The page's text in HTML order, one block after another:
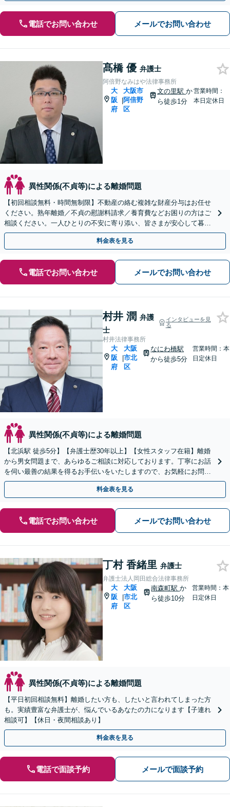
電話でお問い合わせ メールでお問い合わせ
髙橋 優 弁護士
阿倍野なみはや法律事務所
大
阪
府
|
大阪市
阿倍野
区
文の里駅か
ら徒歩1分
営業時間：
本日定休日
異性関係(不貞等)による離婚問題
【初回相談無料・時間無制限】不動産の絡む複雑な財産分与はお任せ
ください。熟年離婚／不貞の慰謝料請求／養育費などお困りの方はご
相談ください。一人ひとりの不安に寄り添い、皆さまが安心して暮ら
せるよう、全力でお守りします。
料金表を見る
電話でお問い合わせ メールでお問い合わせ
村井 潤 弁護
士
インタビューを見
る
村井法律事務所
大
阪
府
|
大阪
市北
区
なにわ橋駅
から徒歩5分
営業時間：本
日定休日
異性関係(不貞等)による離婚問題
【北浜駅 徒歩5分】【弁護士歴30年以上】【女性スタッフ在籍】離婚
から男女問題まで、あらゆるご相談に対応しております。丁寧にお話
を伺い最善の結果を得るお手伝いをいたしますので、お気軽にお問い
合わせください。【法テラス利用可】
料金表を見る
電話でお問い合わせ メールでお問い合わせ
丁村 香緒里 弁護士
弁護士法人岡田総合法律事務所
大
阪
府
|
大阪
市北
区
南森町駅か
ら徒歩10分
営業時間：本
日定休日
異性関係(不貞等)による離婚問題
【平日初回相談無料】離婚したい方も、したいと言われてしまった方
も。実績豊富な弁護士が、悩んでいるあなたの力になります【子連れ
相談可】【休日・夜間相談あり】
料金表を見る
電話で面談予約 メールで面談予約